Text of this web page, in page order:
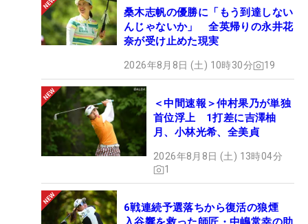
桑木志帆の優勝に「もう到達しない
んじゃないか」 全英帰りの永井花
奈が受け止めた現実
2026年8月8日 (土) 10時30分 19
＜中間速報＞仲村果乃が単独
首位浮上 1打差に吉澤柚
月、小林光希、全美貞
2026年8月8日 (土) 13時04分
1
6戦連続予選落ちから復活の狼煙